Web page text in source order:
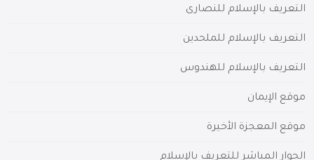
التعريف بالإسلام للنصارى
التعريف بالإسلام للملحدين
التعريف بالإسلام للهندوس
موقع الإيمان
موقع المعجزة الأخيرة
الحوار المباشر للتعريف بالإسلام